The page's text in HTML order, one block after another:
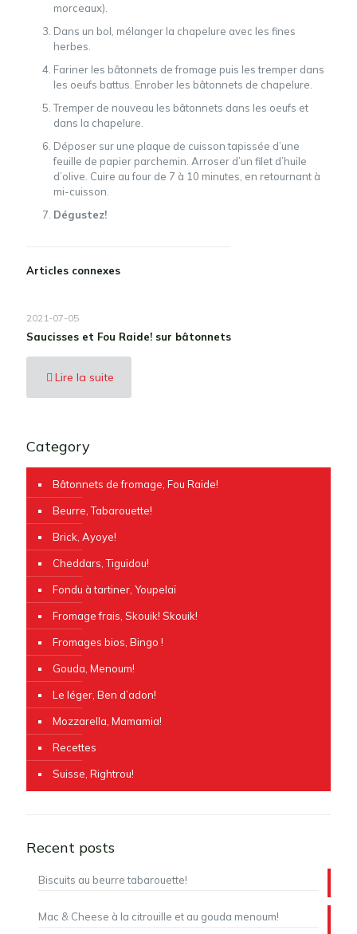
morceaux).
Dans un bol, mélanger la chapelure avec les fines
herbes.
Fariner les bâtonnets de fromage puis les tremper dans
les oeufs battus. Enrober les bâtonnets de chapelure.
Tremper de nouveau les bâtonnets dans les oeufs et
dans la chapelure.
Déposer sur une plaque de cuisson tapissée d’une
feuille de papier parchemin. Arroser d’un filet d’huile
d’olive. Cuire au four de 7 à 10 minutes, en retournant à
mi-cuisson.
Dégustez!
Articles connexes
2021-07-05
Saucisses et Fou Raide! sur bâtonnets
Lire la suite
Category
Bâtonnets de fromage, Fou Raide!
Beurre, Tabarouette!
Brick, Ayoye!
Cheddars, Tiguidou!
Fondu à tartiner, Youpelaï
Fromage frais, Skouik! Skouik!
Fromages bios, Bingo !
Gouda, Menoum!
Le léger, Ben d’adon!
Mozzarella, Mamamia!
Recettes
Suisse, Rightrou!
Recent posts
Biscuits au beurre tabarouette!
Mac & Cheese à la citrouille et au gouda menoum!